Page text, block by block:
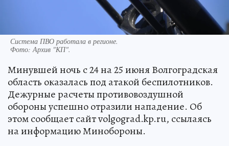
Система ПВО работала в регионе.
Фото:Архив "КП".
Минувшей ночь с 24 на 25 июня Волгоградская
область оказалась под атакой беспилотников.
Дежурные расчеты противовоздушной
обороны успешно отразили нападение. Об
этом сообщает сайт volgograd.kp.ru, ссылаясь
на информацию Минобороны.